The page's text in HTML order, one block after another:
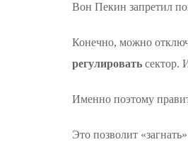
Вон Пекин запретил
Конечно, можно
регулировать сектор.
Именно поэтому
Это позволит